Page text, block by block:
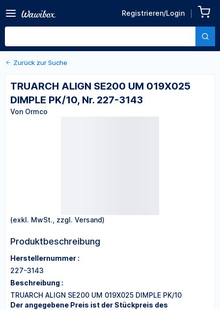
Registrieren/Login
019X025 DIMPLE PK/10, Nr.
227-3143
Von Ormco
Zurück zu den Produktdetails
Zurück zur Suche
TRUARCH ALIGN SE200 UM 019X025
DIMPLE PK/10, Nr. 227-3143
Von Ormco
(exkl. MwSt., zzgl. Versand)
Produktbeschreibung
Herstellernummer :
227-3143
Beschreibung :
TRUARCH ALIGN SE200 UM 019X025 DIMPLE PK/10
Der angegebene Preis ist der Stückpreis des